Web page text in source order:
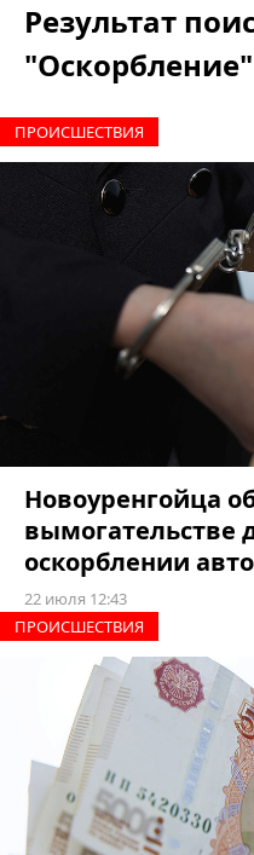
Результат
"Оскорбление"
ПРОИCШЕСТВИЯ
Новоуренгойца
вымогательстве
оскорблении
22 июля 12:43
ПРОИCШЕСТВИЯ